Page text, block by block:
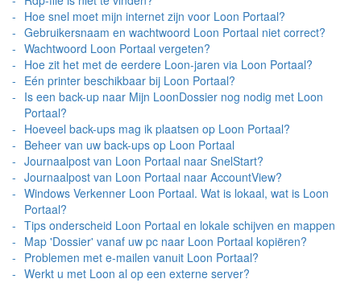
Hoe snel moet mijn internet zijn voor Loon Portaal?
Gebruikersnaam en wachtwoord Loon Portaal niet correct?
Wachtwoord Loon Portaal vergeten?
Hoe zit het met de eerdere Loon-jaren via Loon Portaal?
Eén printer beschikbaar bij Loon Portaal?
Is een back-up naar Mijn LoonDossier nog nodig met Loon
Portaal?
Hoeveel back-ups mag ik plaatsen op Loon Portaal?
Beheer van uw back-ups op Loon Portaal
Journaalpost van Loon Portaal naar SnelStart?
Journaalpost van Loon Portaal naar AccountView?
Windows Verkenner Loon Portaal. Wat is lokaal, wat is Loon
Portaal?
Tips onderscheid Loon Portaal en lokale schijven en mappen
Map 'Dossier' vanaf uw pc naar Loon Portaal kopiëren?
Problemen met e-mailen vanuit Loon Portaal?
Werkt u met Loon al op een externe server?